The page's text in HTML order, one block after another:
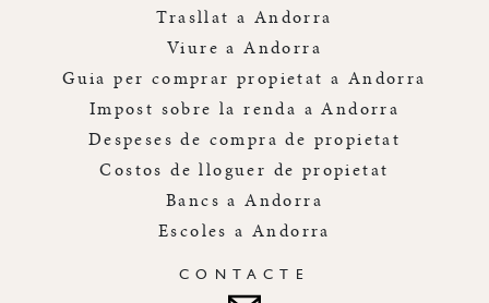
Trasllat a Andorra
Viure a Andorra
Guia per comprar propietat a Andorra
Impost sobre la renda a Andorra
Despeses de compra de propietat
Costos de lloguer de propietat
Bancs a Andorra
Escoles a Andorra
CONTACTE